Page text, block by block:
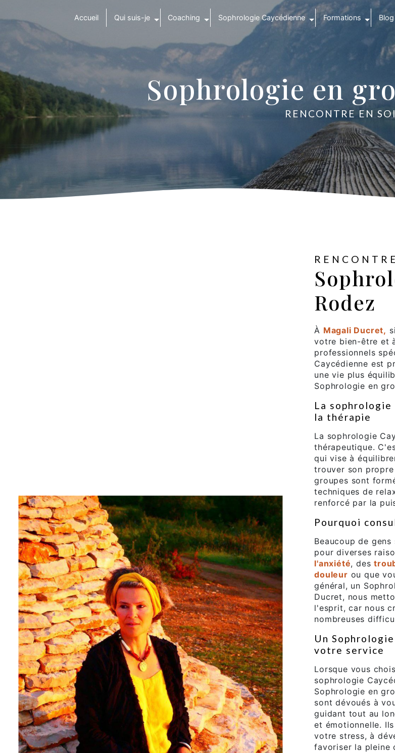
Accueil Qui suis-je Coaching Sophrologie Caycédienne Formations Blog
Sophrologie en
RENCONTRE EN SOI
Rodez
À Magali Ducret,
votre bien-être et
professionnels
Caycédienne est
une vie plus
Sophrologie en
La
la thérapie
La sophrologie
thérapeutique.
qui vise à
trouver son
groupes sont
techniques de
renforcé par la
Pourquoi
Beaucoup de
pour diverses
l'anxiété, des
douleur ou que
général, un
Ducret, nous
l'esprit, car nous
nombreuses
Un
votre service
Lorsque vous
sophrologie
Sophrologie en
sont dévoués à
guidant tout au
et émotionnelle.
votre stress, à
favoriser la pleine
Panneau de gestion des cookies